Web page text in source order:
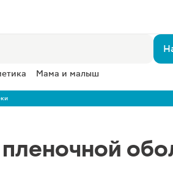
Мама и малыш